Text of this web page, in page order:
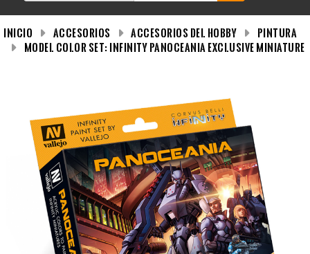
INICIO Accesorios Accesorios del Hobby
Pintura
Model Color Set: Infinity Panoceania Exclusive Miniature